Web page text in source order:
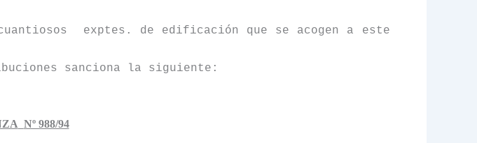
exptes. de edificación que se acogen a este
sanciona la siguiente:
Nº 988/94